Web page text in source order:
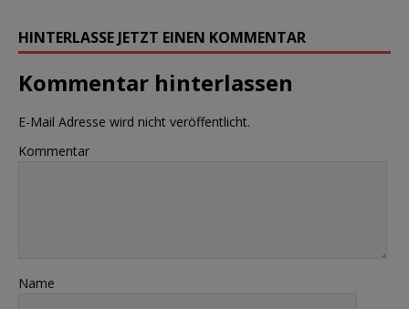
HINTERLASSE JETZT EINEN KOMMENTAR
Kommentar hinterlassen
E-Mail Adresse wird nicht veröffentlicht.
Kommentar
Name